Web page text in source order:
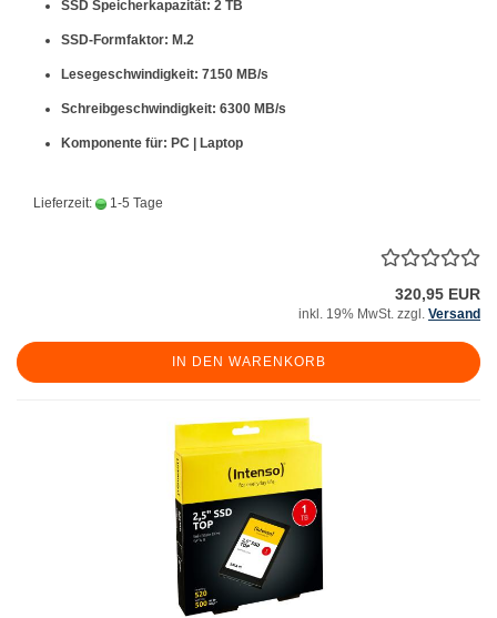
SSD Speicherkapazität: 2 TB
SSD-Formfaktor: M.2
Lesegeschwindigkeit: 7150 MB/s
Schreibgeschwindigkeit: 6300 MB/s
Komponente für: PC | Laptop
Lieferzeit: 1-5 Tage
320,95 EUR
inkl. 19% MwSt. zzgl. Versand
IN DEN WARENKORB